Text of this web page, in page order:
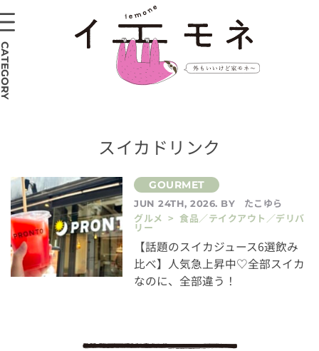
スイカドリンク
JUN 24TH, 2026. BY
たこゆら
グルメ > 食品／テイクアウト／デリバ
リー
【話題のスイカジュース6選飲み
比べ】人気急上昇中♡全部スイカ
なのに、全部違う！